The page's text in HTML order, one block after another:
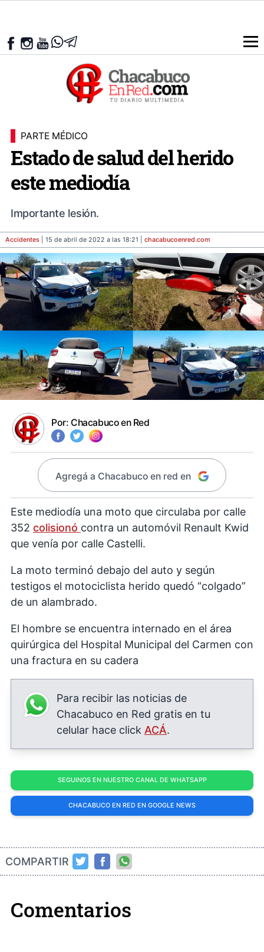
PARTE MÉDICO
Estado de salud del herido
este mediodía
Importante lesión.
Accidentes | 15 de abril de 2022 a las 18:21 | chacabucoenred.com
Por: Chacabuco en Red
Agregá a Chacabuco en red en
Este mediodía una moto que circulaba por calle
352 colisionó contra un automóvil Renault Kwid
que venía por calle Castelli.
La moto terminó debajo del auto y según
testigos el motociclista herido quedó “colgado”
de un alambrado.
El hombre se encuentra internado en el área
quirúrgica del Hospital Municipal del Carmen con
una fractura en su cadera
Para recibir las noticias de
Chacabuco en Red gratis en tu
celular hace click ACÁ.
SEGUINOS EN NUESTRO CANAL DE WHATSAPP
CHACABUCO EN RED EN GOOGLE NEWS
COMPARTIR
Comentarios